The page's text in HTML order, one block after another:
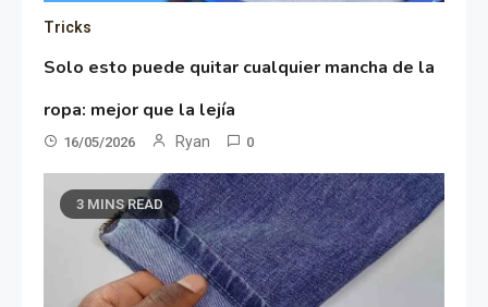
Tricks
Solo esto puede quitar cualquier mancha de la
ropa: mejor que la lejía
16/05/2026 Ryan 0
3 MINS READ